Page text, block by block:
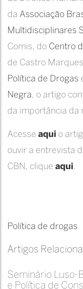
da Associação
Multidisciplinares
Comis, do Centro
de Castro
Política de Drogas
Negra, o artigo
da importância da
Acesse aqui o
ouvir a entrevista
CBN, clique aqui.
Política de drogas
Artigos
Seminário Luso-
e Política de